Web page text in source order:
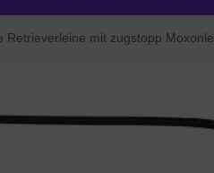
mit zugstopp Moxonleine